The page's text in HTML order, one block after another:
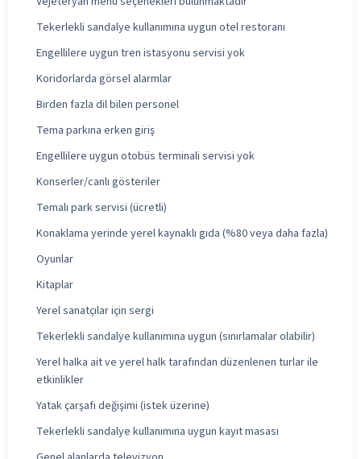
Tekerlekli sandalye kullanımına uygun otel restoranı
Engellilere uygun tren istasyonu servisi yok
Koridorlarda görsel alarmlar
Birden fazla dil bilen personel
Tema parkına erken giriş
Engellilere uygun otobüs terminali servisi yok
Konserler/canlı gösteriler
Temalı park servisi (ücretli)
Konaklama yerinde yerel kaynaklı gıda (%80 veya daha fazla)
Oyunlar
Kitaplar
Yerel sanatçılar için sergi
Tekerlekli sandalye kullanımına uygun (sınırlamalar olabilir)
Yerel halka ait ve yerel halk tarafından düzenlenen turlar ile
etkinlikler
Yatak çarşafı değişimi (istek üzerine)
Tekerlekli sandalye kullanımına uygun kayıt masası